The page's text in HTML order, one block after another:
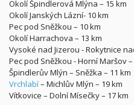
Okolí Špindlerová Mlýna – 15 km
Okolí Janských Lázní- 10 km
Pec pod Sněžkou – 10 km
Okolí Harrachova – 13 km
Vysoké nad Jizerou - Rokytnice
Pec pod Sněžkou - Horní Maršov –
Špindlerův Mlýn – Sněžka – 11 km
Vrchlabí– Michlův Mlýn – 19 km
Vítkovice – Dolní Mísečky – 17 km